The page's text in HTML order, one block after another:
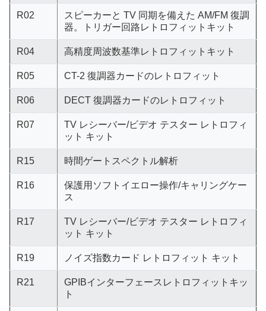
R02
スピーカーと TV 同期を備えた AM/FM 復調
器。トリガー回路レトロフィットキット
R04 高精度周波数基準レトロフィットキット
R05 CT-2 復調器カードのレトロフィット
R06 DECT 復調器カードのレトロフィット
R07
TV レシーバー/ビデオ テスター レトロフィ
ット キット
R15 時間ゲートスペクトル解析
R16
保護用ソフトイエロー操作/キャリングケー
ス
R17
TV レシーバー/ビデオ テスター レトロフィ
ット キット
R19 ノイズ指数カード レトロフィット キット
R21
GPIBインターフェースレトロフィットキッ
ト